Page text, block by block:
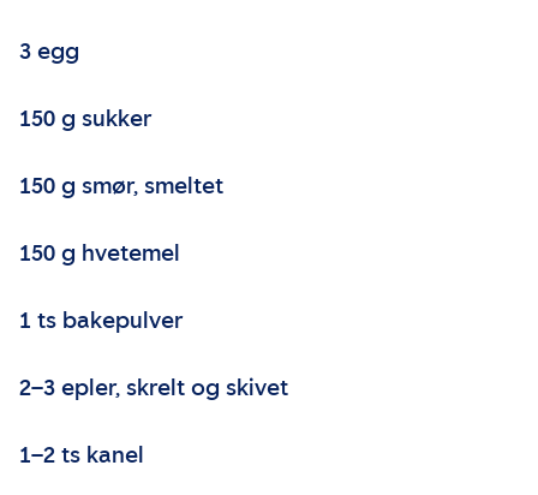
3 egg
150 g sukker
150 g smør, smeltet
150 g hvetemel
1 ts bakepulver
2–3 epler, skrelt og skivet
1–2 ts kanel